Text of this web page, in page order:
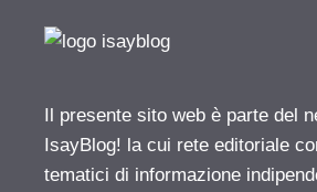
Il presente sito web è parte del
IsayBlog! la cui rete editoriale
tematici di informazione